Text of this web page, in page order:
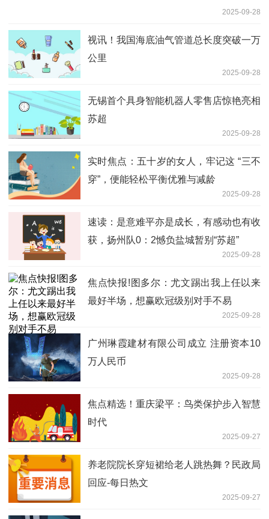
2025-09-28
视讯！我国海底油气管道总长度突破一万
公里
2025-09-28
无锡首个具身智能机器人零售店惊艳亮相
苏超
2025-09-28
实时焦点：五十岁的女人，牢记这 “三不
穿”，便能轻松平衡优雅与减龄
2025-09-28
速读：是意难平亦是成长，有感动也有收
获，扬州队0：2憾负盐城暂别“苏超”
2025-09-28
焦点快报!图多尔：尤文踢出我上任以来
最好半场，想赢欧冠级别对手不易
2025-09-28
广州琳霞建材有限公司成立 注册资本10
万人民币
2025-09-28
焦点精选！重庆梁平：鸟类保护步入智慧
时代
2025-09-27
养老院院长穿短裙给老人跳热舞？民政局
回应-每日热文
2025-09-27